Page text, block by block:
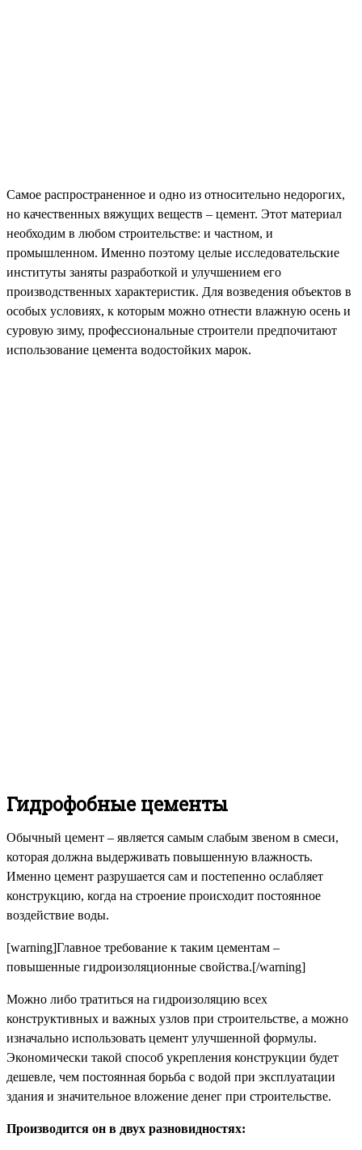
Самое распространенное и одно из относительно недорогих,
но качественных вяжущих веществ – цемент. Этот материал
необходим в любом строительстве: и частном, и
промышленном. Именно поэтому целые исследовательские
институты заняты разработкой и улучшением его
производственных характеристик. Для возведения объектов в
особых условиях, к которым можно отнести влажную осень и
суровую зиму, профессиональные строители предпочитают
использование цемента водостойких марок.
Гидрофобные цементы
Обычный цемент – является самым слабым звеном в смеси,
которая должна выдерживать повышенную влажность.
Именно цемент разрушается сам и постепенно ослабляет
конструкцию, когда на строение происходит постоянное
воздействие воды.
[warning]Главное требование к таким цементам –
повышенные гидроизоляционные свойства.[/warning]
Можно либо тратиться на гидроизоляцию всех
конструктивных и важных узлов при строительстве, а можно
изначально использовать цемент улучшенной формулы.
Экономически такой способ укрепления конструкции будет
дешевле, чем постоянная борьба с водой при эксплуатации
здания и значительное вложение денег при строительстве.
Производится он в двух разновидностях: